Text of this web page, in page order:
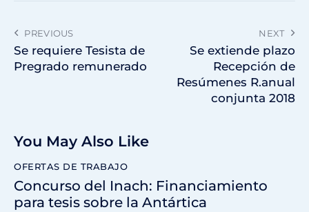
PREVIOUS
Se requiere Tesista de
Pregrado remunerado
NEXT
Se extiende plazo
Recepción de
Resúmenes R.anual
conjunta 2018
You May Also Like
OFERTAS DE TRABAJO
Concurso del Inach: Financiamiento
para tesis sobre la Antártica